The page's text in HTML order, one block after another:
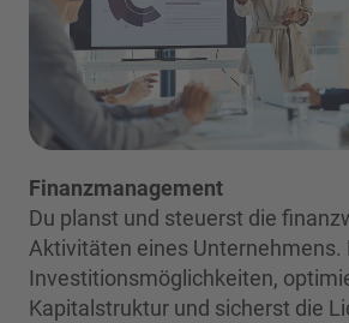
Finanzmanagement
Du planst und steuerst die
Aktivitäten eines Unternehmens.
Investitionsmöglichkeiten,
Kapitalstruktur und sicherst die